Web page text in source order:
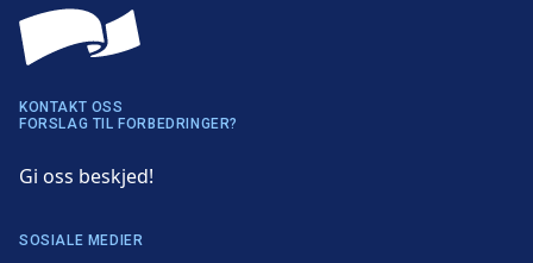
KONTAKT OSS
FORSLAG TIL FORBEDRINGER?
Gi oss beskjed!
SOSIALE MEDIER